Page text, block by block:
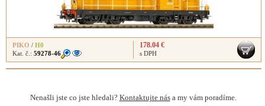
PIKO / H0
Kat. č.: 59278-46
178.04 €
s DPH
Nenašli jste co jste hledali? Kontaktujte nása my vám poradíme.